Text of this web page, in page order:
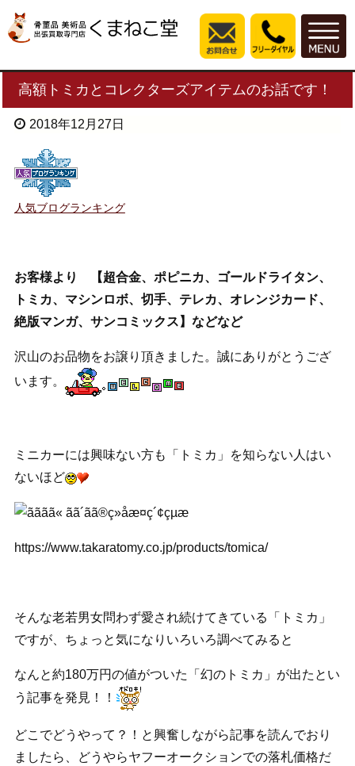
高額トミカとコレクターズアイテムのお話です！
2018年12月27日
人気ブログランキング
お客様より 【超合金、ポピニカ、ゴールドライタン、
トミカ、マシンロボ、切手、テレカ、オレンジカード、
絶版マンガ、サンコミックス】などなど
沢山のお品物をお譲り頂きました。誠にありがとうござ
います。
ミニカーには興味ない方も「トミカ」を知らない人はい
ないほど
https://www.takaratomy.co.jp/products/tomica/
そんな老若男女問わず愛され続けてきている「トミカ」
ですが、ちょっと気になりいろいろ調べてみると
なんと約180万円の値がついた「幻のトミカ」が出たとい
う記事を発見！！
どこでどうやって？！と興奮しながら記事を読んでおり
ましたら、どうやらヤフーオークションでの落札価格だ